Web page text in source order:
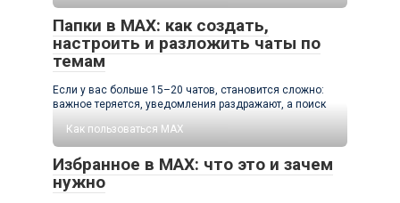
Папки в MAX: как создать,
настроить и разложить чаты по
темам
Если у вас больше 15–20 чатов, становится сложно:
важное теряется, уведомления раздражают, а поиск
Как пользоваться MAX
Избранное в MAX: что это и зачем
нужно